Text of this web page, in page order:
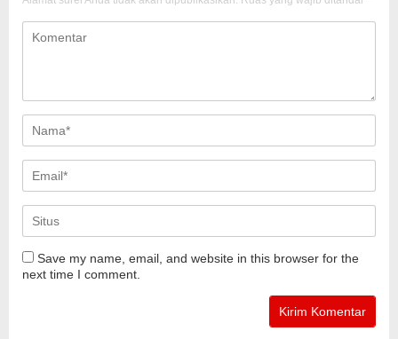
Save my name, email, and website in this browser for the
next time I comment.